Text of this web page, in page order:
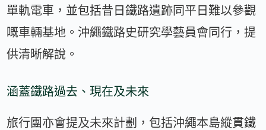
單軌電車，並包括昔日鐵路遺跡同平日難以參觀
嘅車輛基地。沖繩鐵路史研究學藝員會同行，提
供清晰解說。
涵蓋鐵路過去、現在及未來
旅行團亦會提及未來計劃，包括沖繩本島縱貫鐵